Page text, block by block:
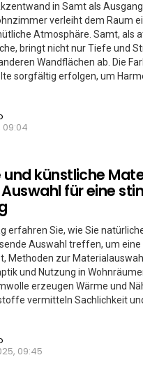
in Samt als
verleiht dem Raum
Atmosphäre. Samt, als
bringt nicht nur Tiefe und
Wandflächen ab. Die
sorgfältig erfolgen, um
09:04
künstliche
für eine
erfahren Sie, wie Sie
Auswahl treffen, um
Methoden zur
und Nutzung in
erzeugen Wärme und
vermitteln Sachlichkeit und
09:45